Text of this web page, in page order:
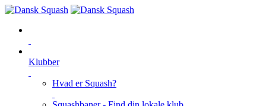
Klubber
Hvad er Squash?